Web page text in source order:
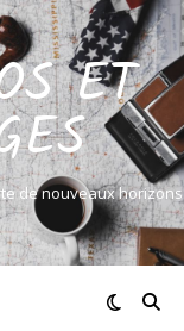
ET
de nouveaux horizons